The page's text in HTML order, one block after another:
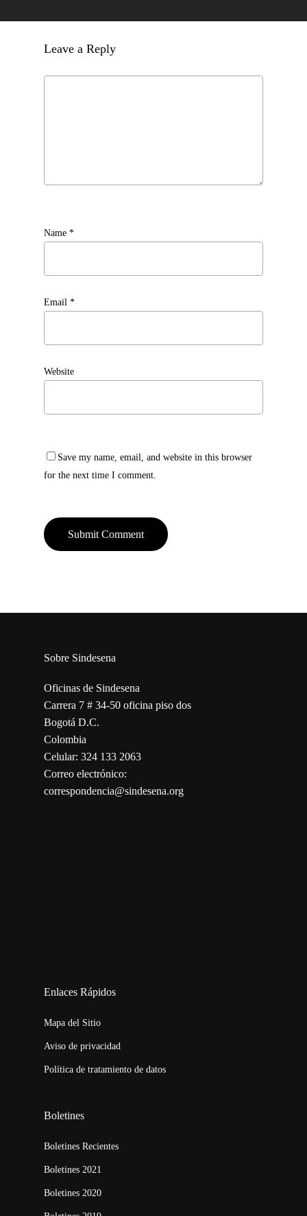
Leave a Reply
Name *
Email *
Website
Save my name, email, and website in this browser
for the next time I comment.
Sobre Sindesena
Oficinas de Sindesena
Carrera 7 # 34-50 oficina piso dos
Bogotá D.C.
Colombia
Celular: 324 133 2063
Correo electrónico:
correspondencia@sindesena.org
Enlaces Rápidos
Mapa del Sitio
Aviso de privacidad
Política de tratamiento de datos
Boletines
Boletines Recientes
Boletines 2021
Boletines 2020